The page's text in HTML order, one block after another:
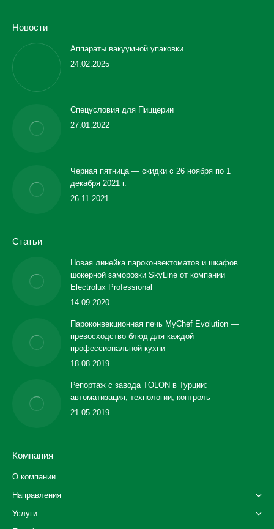
Новости
Аппараты вакуумной упаковки
24.02.2025
Спецусловия для Пиццерии
27.01.2022
Черная пятница — скидки с 26 ноября по 1
декабря 2021 г.
26.11.2021
Статьи
Новая линейка пароконвектоматов и шкафов
шокерной заморозки SkyLine от компании
Electrolux Professional
14.09.2020
Пароконвекционная печь MyChef Evolution —
превосходство блюд для каждой
профессиональной кухни
18.08.2019
Репортаж с завода TOLON в Турции:
автоматизация, технологии, контроль
21.05.2019
Компания
О компании
Направления
Услуги